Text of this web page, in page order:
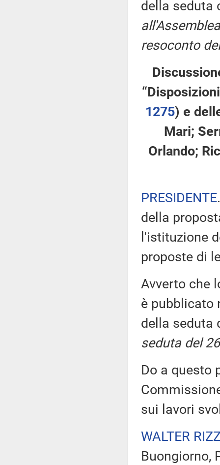
della seduta
resoconto
1275​) e
Mari;
Orlando;
PRESIDENTE
della
l'istituzione
proposte di
Avverto che
è pubblicato
della seduta
seduta del
Do a questo
sui lavori
WALTER
Buongiorno,